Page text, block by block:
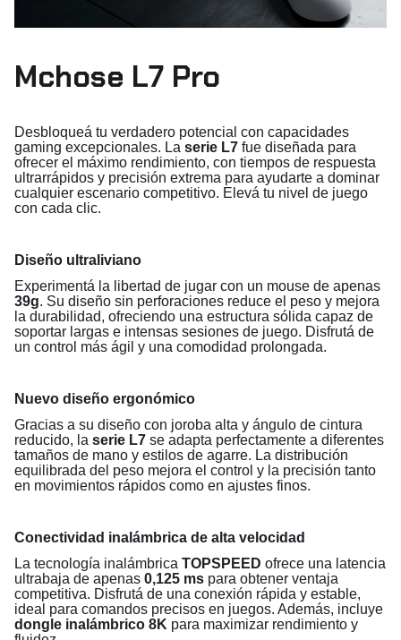
Mchose L7 Pro
Desbloqueá tu verdadero potencial con capacidades
gaming excepcionales. La serie L7 fue diseñada para
ofrecer el máximo rendimiento, con tiempos de respuesta
ultrarrápidos y precisión extrema para ayudarte a dominar
cualquier escenario competitivo. Elevá tu nivel de juego
con cada clic.
Diseño ultraliviano
Experimentá la libertad de jugar con un mouse de apenas
39g. Su diseño sin perforaciones reduce el peso y mejora
la durabilidad, ofreciendo una estructura sólida capaz de
soportar largas e intensas sesiones de juego. Disfrutá de
un control más ágil y una comodidad prolongada.
Nuevo diseño ergonómico
Gracias a su diseño con joroba alta y ángulo de cintura
reducido, la serie L7 se adapta perfectamente a diferentes
tamaños de mano y estilos de agarre. La distribución
equilibrada del peso mejora el control y la precisión tanto
en movimientos rápidos como en ajustes finos.
Conectividad inalámbrica de alta velocidad
La tecnología inalámbrica TOPSPEED ofrece una latencia
ultrabaja de apenas 0,125 ms para obtener ventaja
competitiva. Disfrutá de una conexión rápida y estable,
ideal para comandos precisos en juegos. Además, incluye
dongle inalámbrico 8K para maximizar rendimiento y